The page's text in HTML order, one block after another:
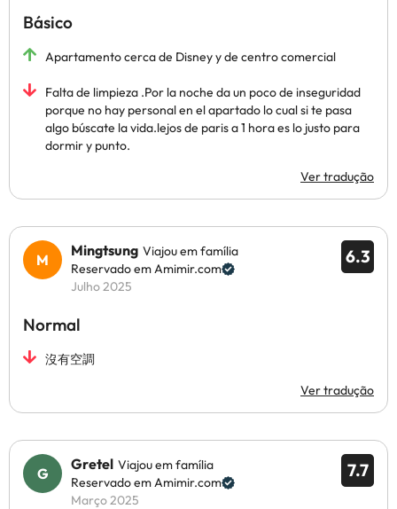
Básico
Apartamento cerca de Disney y de centro comercial
Falta de limpieza .Por la noche da un poco de inseguridad
porque no hay personal en el apartado lo cual si te pasa
algo búscate la vida.lejos de paris a 1 hora es lo justo para
dormir y punto.
Ver tradução
6.3
Mingtsung Viajou em família
Reservado em Amimir.com
Julho 2025
Normal
沒有空調
Ver tradução
7.7
Gretel Viajou em família
Reservado em Amimir.com
Março 2025